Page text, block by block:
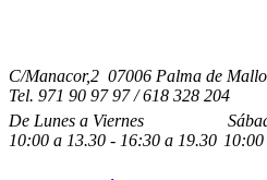
C/Manacor,2 07006 Palma de
Tel. 971 90 97 97 / 618 328 204
De Lunes a Viernes
10:00 a 13.30 - 16:30 a 19.30 10:00